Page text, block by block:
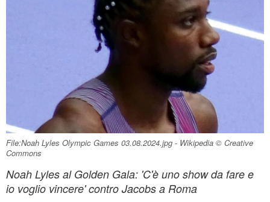
File:Noah Lyles Olympic Games 03.08.2024.jpg - Wikipedia © Creative
Commons
Noah Lyles al Golden Gala: 'C'è uno show da fare e
io voglio vincere' contro Jacobs a Roma